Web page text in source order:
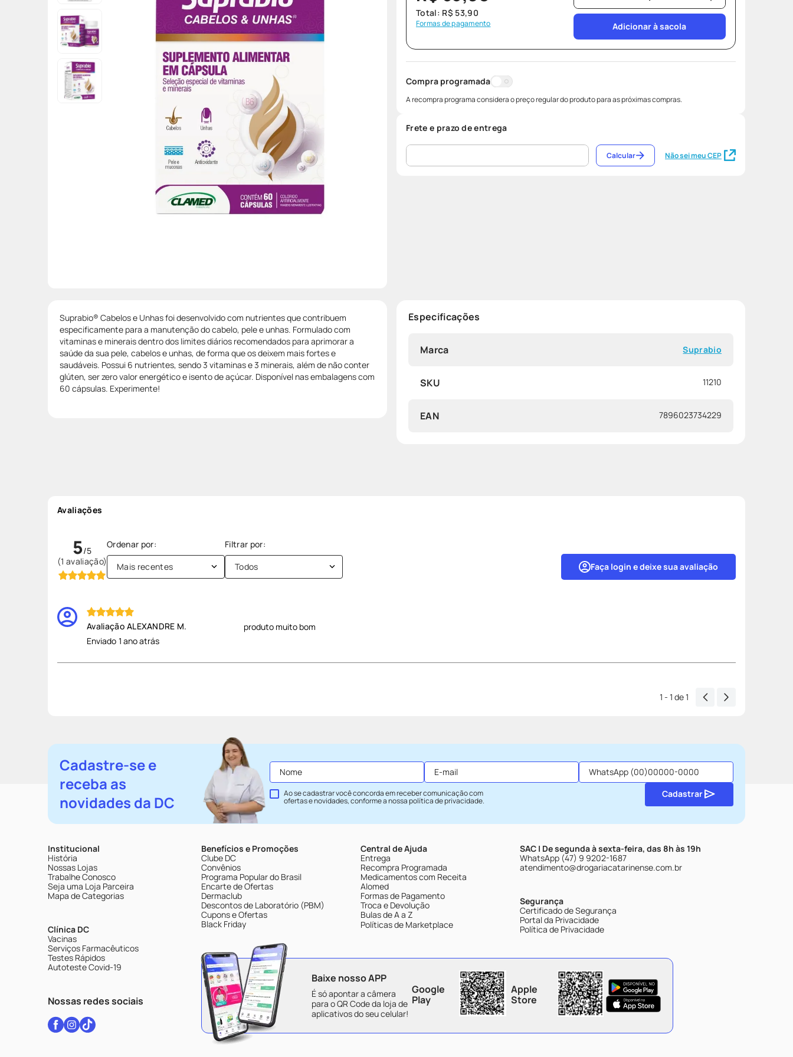
Total: R$ 53,90
Formas de pagamento Adicionar à sacola
Compra programada
A recompra programa considera o preço regular do produto para as próximas compras.
Frete e prazo de entrega
Não sei meu CEP
Calcular
Suprabio® Cabelos e Unhas foi desenvolvido com nutrientes que contribuem
especificamente para a manutenção do cabelo, pele e unhas. Formulado com
vitaminas e minerais dentro dos limites diários recomendados para aprimorar a
saúde da sua pele, cabelos e unhas, de forma que os deixem mais fortes e
saudáveis. Possui 6 nutrientes, sendo 3 vitaminas e 3 minerais, além de não conter
glúten, ser zero valor energético e isento de açúcar. Disponível nas embalagens com
60 cápsulas. Experimente!
Especificações
Marca Suprabio
SKU 11210
EAN 7896023734229
Avaliações
5
(1 avaliação) Faça login e deixe sua avaliação
Mais recentes Todos
Enviado 1 ano atrás
ALEXANDRE M. produto muito bom
1 - 1 de1
Cadastre-se e
receba as
novidades da DC
Ao se cadastrar você concorda em receber comunicação com
ofertas e novidades, conforme a nossapolítica de privacidade.
Cadastrar
Institucional
História
Nossas Lojas
Trabalhe Conosco
Seja uma Loja Parceira
Mapa de Categorias
Clínica DC
Vacinas
Serviços Farmacêuticos
Testes Rápidos
Autoteste Covid-19
Nossas redes sociais
Benefícios e Promoções
Clube DC
Convênios
Programa Popular do Brasil
Encarte de Ofertas
Dermaclub
Descontos de Laboratório (PBM)
Cupons e Ofertas
Black Friday
Central de Ajuda
Entrega
Recompra Programada
Medicamentos com Receita
Alomed
Formas de Pagamento
Troca e Devolução
Bulas de A a Z
Políticas de Marketplace
SAC | De segunda à sexta-feira, das 8h às 19h
WhatsApp (47) 9 9202-1687
atendimento@drogariacatarinense.com.br
Segurança
Certificado de Segurança
Portal da Privacidade
Política de Privacidade
Baixe nosso APP
É só apontar a câmera
para o QR Code da loja de
aplicativos do seu celular!
Google
Play
Apple
Store